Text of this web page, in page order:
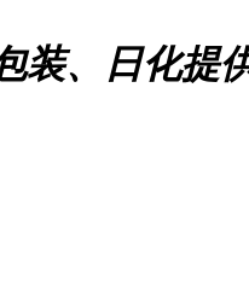
装、日化提